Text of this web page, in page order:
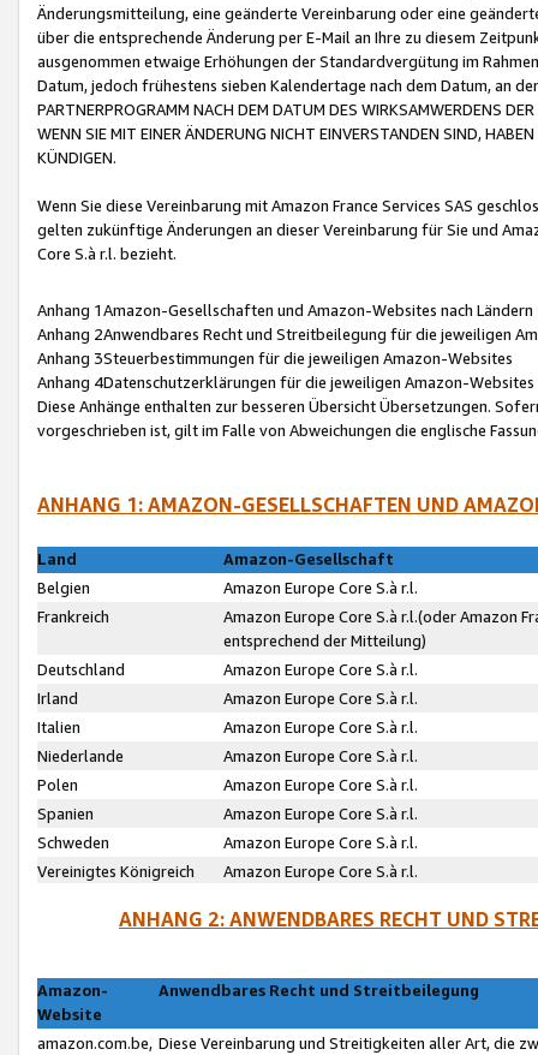
Änderungsmitteilung, eine geänderte Vereinbarung oder eine
über die entsprechende Änderung per E-Mail an Ihre zu diesem
ausgenommen etwaige Erhöhungen der Standardvergütung im
Datum, jedoch frühestens sieben Kalendertage nach dem Datum, an
PARTNERPROGRAMM NACH DEM DATUM DES WIRKSAMWERDENS
WENN SIE MIT EINER ÄNDERUNG NICHT EINVERSTANDEN SIND,
KÜNDIGEN.
Wenn Sie diese Vereinbarung mit Amazon France Services SAS
gelten zukünftige Änderungen an dieser Vereinbarung für Sie und
Core S.à r.l. bezieht.
Anhang 1Amazon-Gesellschaften und Amazon-Websites nach Ländern
Anhang 2Anwendbares Recht und Streitbeilegung für die jeweiligen
Anhang 3Steuerbestimmungen für die jeweiligen Amazon-Websites
Anhang 4Datenschutzerklärungen für die jeweiligen Amazon-Websites
Diese Anhänge enthalten zur besseren Übersicht Übersetzungen.
vorgeschrieben ist, gilt im Falle von Abweichungen die englische
ANHANG 1: AMAZON-GESELLSCHAFTEN UND
Land
Amazon-Gesellschaft
Belgien
Amazon Europe Core S.à r.l.
Frankreich
Amazon Europe Core S.à r.l.(oder Amazon
entsprechend der Mitteilung)
Deutschland
Amazon Europe Core S.à r.l.
Irland
Amazon Europe Core S.à r.l.
Italien
Amazon Europe Core S.à r.l.
Niederlande
Amazon Europe Core S.à r.l.
Polen
Amazon Europe Core S.à r.l.
Spanien
Amazon Europe Core S.à r.l.
Schweden
Amazon Europe Core S.à r.l.
Vereinigtes Königreich
Amazon Europe Core S.à r.l.
ANHANG 2: ANWENDBARES RECHT UND
Amazon-
Website
Anwendbares Recht und Streitbeilegung
amazon.com.be, Diese Vereinbarung und Streitigkeiten aller Art, die